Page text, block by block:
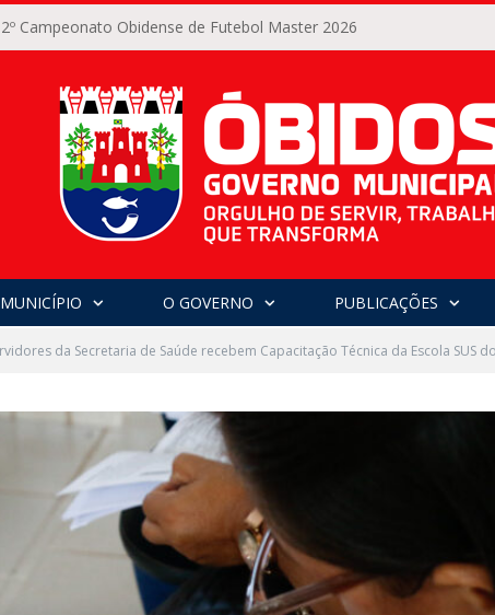
Campeonato Obidense de Futebol Master 2026
O GOVERNO PUBLICAÇÕES
da Secretaria de Saúde recebem Capacitação Técnica da Escola SUS